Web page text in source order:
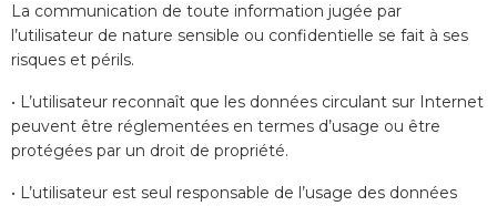
La communication de toute information jugée par
l’utilisateur de nature sensible ou confidentielle se fait à ses
risques et périls.
• L’utilisateur reconnaît que les données circulant sur Internet
peuvent être réglementées en termes d’usage ou être
protégées par un droit de propriété.
• L’utilisateur est seul responsable de l’usage des données